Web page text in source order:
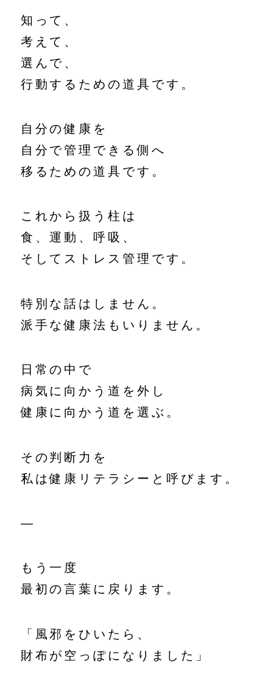
知って、
考えて、
選んで、
行動するための道具です。
自分の健康を
自分で管理できる側へ
移るための道具です。
これから扱う柱は
食、運動、呼吸、
そしてストレス管理です。
特別な話はしません。
派手な健康法もいりません。
日常の中で
病気に向かう道を外し
健康に向かう道を選ぶ。
その判断力を
私は健康リテラシーと呼びます。
—
もう一度
最初の言葉に戻ります。
「風邪をひいたら、
財布が空っぽになりました」